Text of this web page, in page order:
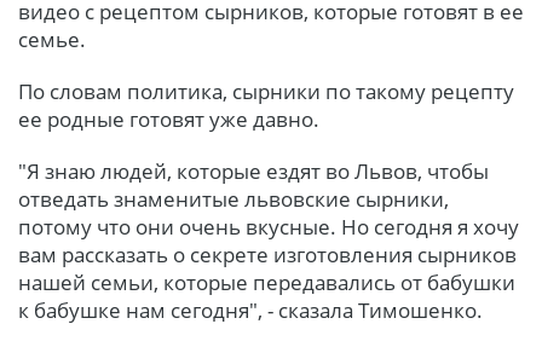
видео с рецептом сырников, которые готовят в ее
семье.
По словам политика, сырники по такому рецепту
ее родные готовят уже давно.
"Я знаю людей, которые ездят во Львов, чтобы
отведать знаменитые львовские сырники,
потому что они очень вкусные. Но сегодня я хочу
вам рассказать о секрете изготовления сырников
нашей семьи, которые передавались от бабушки
к бабушке нам сегодня", - сказала Тимошенко.